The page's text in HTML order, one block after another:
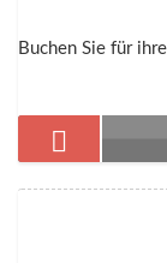
Buchen Sie für